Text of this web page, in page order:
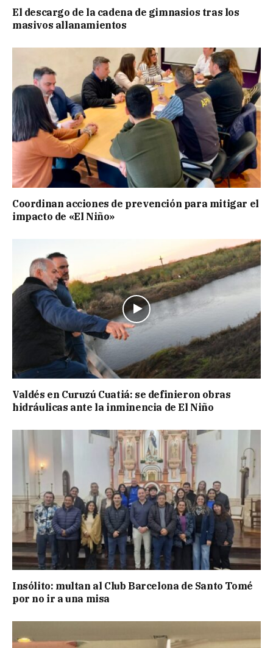
El descargo de la cadena de gimnasios tras los
masivos allanamientos
Coordinan acciones de prevención para mitigar el
impacto de «El Niño»
Valdés en Curuzú Cuatiá: se definieron obras
hidráulicas ante la inminencia de El Niño
Insólito: multan al Club Barcelona de Santo Tomé
por no ir a una misa